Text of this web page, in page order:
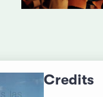
Credits